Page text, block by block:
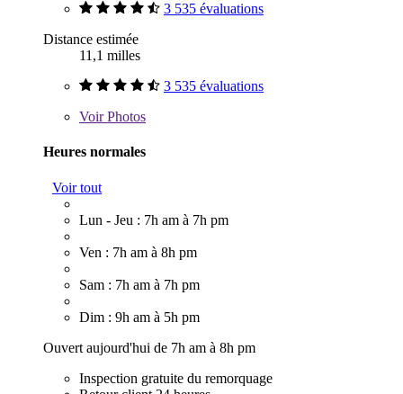
3 535 évaluations
Distance estimée
11,1 milles
3 535 évaluations
VoirPhotos
Heures normales
Voir tout
Lun - Jeu : 7h am à 7h pm
Ven : 7h am à 8h pm
Sam : 7h am à 7h pm
Dim : 9h am à 5h pm
Ouvert aujourd'hui de 7h am à 8h pm
Inspection gratuite du remorquage